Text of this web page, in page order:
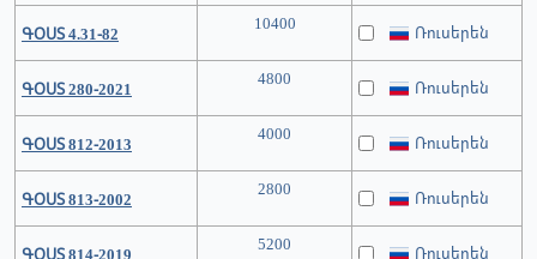
ԳՕՍՏ 4.31-82 10400 Ռուսերեն
ԳՕՍՏ 280-2021 4800 Ռուսերեն
ԳՕՍՏ 812-2013 4000 Ռուսերեն
ԳՕՍՏ 813-2002 2800 Ռուսերեն
ԳՕՍՏ 814-2019 5200 Ռուսերեն